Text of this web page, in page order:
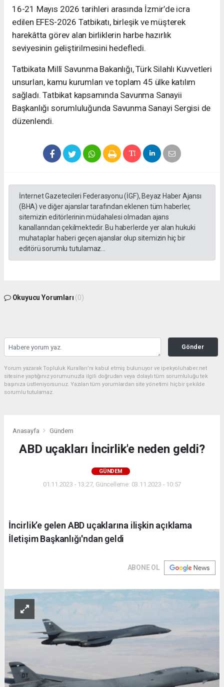
16-21 Mayıs 2026 tarihleri arasında İzmir’de icra
edilen EFES-2026 Tatbikatı, birleşik ve müşterek
harekâtta görev alan birliklerin harbe hazırlık
seviyesinin geliştirilmesini hedefledi.
Tatbikata Millî Savunma Bakanlığı, Türk Silahlı Kuvvetleri
unsurları, kamu kurumları ve toplam 45 ülke katılım
sağladı. Tatbikat kapsamında Savunma Sanayii
Başkanlığı sorumluluğunda Savunma Sanayi Sergisi de
düzenlendi.
İnternet Gazetecileri Federasyonu (İGF), Beyaz Haber Ajansı
(BHA) ve diğer ajanslar tarafından eklenen tüm haberler,
sitemizin editörlerinin müdahalesi olmadan ajans
kanallarından çekilmektedir. Bu haberlerde yer alan hukuki
muhataplar haberi geçen ajanslar olup sitemizin hiç bir
editörü sorumlu tutulamaz...
Okuyucu Yorumları (0)
Gönder
Yorum yazarak Topluluk Kuralları’nı kabul etmiş bulunuyor ve ipekyoluhaber.net
sitesine yaptığınız yorumunuzla ilgili doğrudan veya dolaylı tüm sorumluluğu tek
başınıza üstleniyorsunuz. Yazılan tüm yorumlardan site yönetimi hiçbir şekilde
sorumlu tutulamaz.
Anasayfa Gündem
ABD uçakları İncirlik'e neden geldi?
GÜNDEM
01.11.2023 - 13:27, Güncelleme: 03.11.2023 - 10:57
İncirlik’e gelen ABD uçaklarına ilişkin açıklama
İletişim Başkanlığı'ndan geldi
ABONE OL